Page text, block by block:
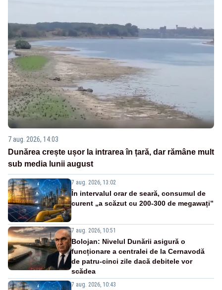
7 aug. 2026, 14:03
Dunărea crește ușor la intrarea în țară, dar rămâne mult
sub media lunii august
7 aug. 2026, 13:02
În intervalul orar de seară, consumul de
curent „a scăzut cu 200-300 de megawați”
7 aug. 2026, 10:51
Bolojan: Nivelul Dunării asigură o
funcționare a centralei de la Cernavodă
de patru-cinci zile dacă debitele vor
scădea
7 aug. 2026, 10:43